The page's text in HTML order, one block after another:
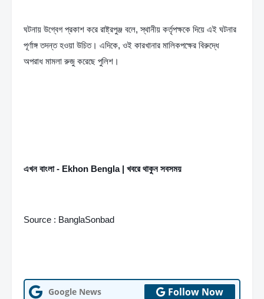
ঘটনায় উগ্বেগ প্রকাশ করে রাষ্ট্রপুঞ্জ বলে, স্থানীয় কর্তৃপক্ষকে দিয়ে এই ঘটনার
পূর্ণাঙ্গ তদন্ত হওয়া উচিত। এদিকে, ওই কারখানার মালিকপক্ষের বিরুদ্ধে
অপরাধ মামলা রুজু করেছে পুলিশ।
এখন বাংলা - Ekhon Bengla | খবরে থাকুন সবসময়
Source : BanglaSonbad
Google News Follow Now